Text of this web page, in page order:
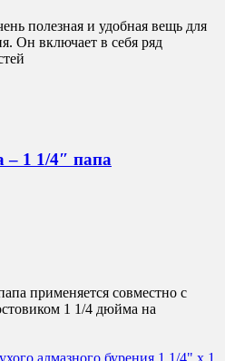
полезная и удобная вещь для
Он включает в себя ряд
– 1 1/4″ папа
применяется совместно с
1 1/4 дюйма на